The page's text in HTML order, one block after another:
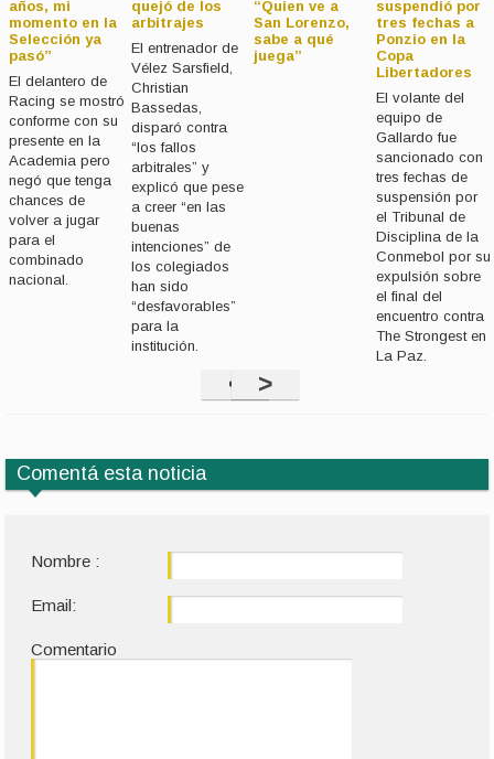
años, mi
momento en la
Selección ya
pasó”
El delantero de
Racing se mostró
conforme con su
presente en la
Academia pero
negó que tenga
chances de
volver a jugar
para el
combinado
nacional.
quejó de los
arbitrajes
El entrenador de
Vélez Sarsfield,
Christian
Bassedas,
disparó contra
“los fallos
arbitrales” y
explicó que pese
a creer “en las
buenas
intenciones” de
los colegiados
han sido
“desfavorables”
para la
institución.
“Quien ve a
San Lorenzo,
sabe a qué
juega”
suspendió por
tres fechas a
Ponzio en la
Copa
Libertadores
El volante del
equipo de
Gallardo fue
sancionado con
tres fechas de
suspensión por
el Tribunal de
Disciplina de la
Conmebol por su
expulsión sobre
el final del
encuentro contra
The Strongest en
La Paz.
< >
Comentá esta noticia
Nombre :
Email:
Comentario